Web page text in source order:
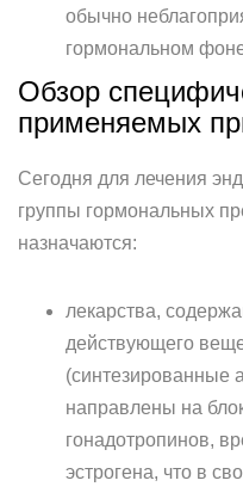
обычно
гормональном
Обзор
применяемых
Сегодня для лечения
группы гормональных
назначаются:
лекарства,
действующего
(синтезированные
направлены на
гонадотропинов,
эстрогена, что в